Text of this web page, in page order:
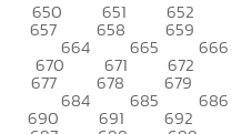
650 651 652
657 658 659
664 665 666
670 671 672
677 678 679
684 685 686
690 691 692